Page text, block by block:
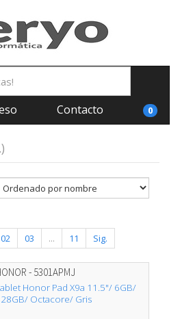
Contacto 0
02 03 ... 11 Sig.
- 5301APMJ
Honor Pad X9a 11.5"/ 6GB/
Octacore/ Gris